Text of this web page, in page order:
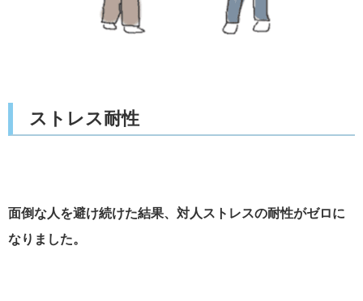
ストレス耐性
面倒な人を避け続けた結果、対人ストレスの耐性がゼロに
なりました。